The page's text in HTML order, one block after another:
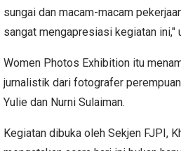
sungai dan macam-macam
sangat mengapresiasi kegiatan ini,"
Women Photos Exhibition itu
jurnalistik dari fotografer
Yulie dan Nurni Sulaiman.
Kegiatan dibuka oleh Sekjen FJPI,